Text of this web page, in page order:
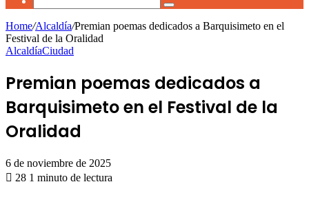
Buscar
Home/Alcaldía/Premian poemas dedicados a Barquisimeto en el
Festival de la Oralidad
AlcaldíaCiudad
Premian poemas dedicados a
Barquisimeto en el Festival de la
Oralidad
6 de noviembre de 2025
28 1 minuto de lectura